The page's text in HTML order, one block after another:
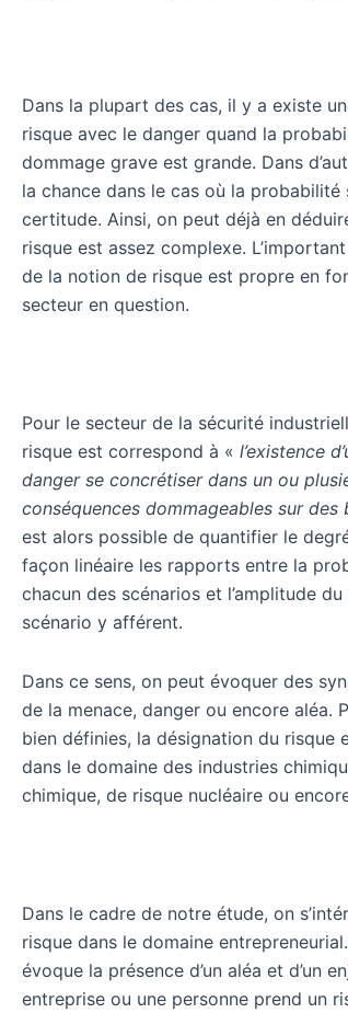
Dans la plupart des cas, il y a existe
risque avec le danger quand la
dommage grave est grande. Dans
la chance dans le cas où la
certitude. Ainsi, on peut déjà en
risque est assez complexe.
de la notion de risque est propre en
secteur en question.
Pour le secteur de la sécurité
risque est correspond à « l’existence
danger se concrétiser dans un ou
conséquences dommageables sur des
est alors possible de quantifier le
façon linéaire les rapports entre la
chacun des scénarios et l’amplitude
scénario y afférent.
Dans ce sens, on peut évoquer des
de la menace, danger ou encore aléa.
bien définies, la désignation du risque
dans le domaine des industries
chimique, de risque nucléaire ou
Dans le cadre de notre étude, on
risque dans le domaine
évoque la présence d’un aléa et d’un
entreprise ou une personne prend un